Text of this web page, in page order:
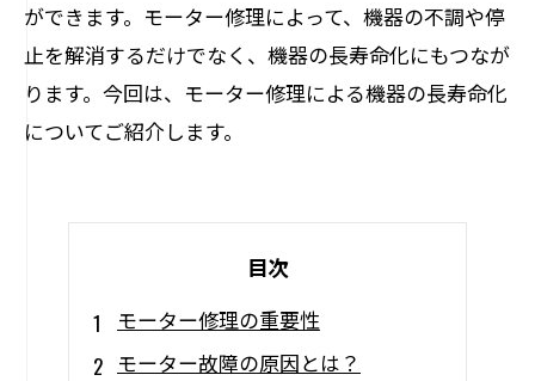
ができます。モーター修理によって、機器の不調や停
止を解消するだけでなく、機器の長寿命化にもつなが
ります。今回は、モーター修理による機器の長寿命化
についてご紹介します。
目次
モーター修理の重要性
モーター故障の原因とは？